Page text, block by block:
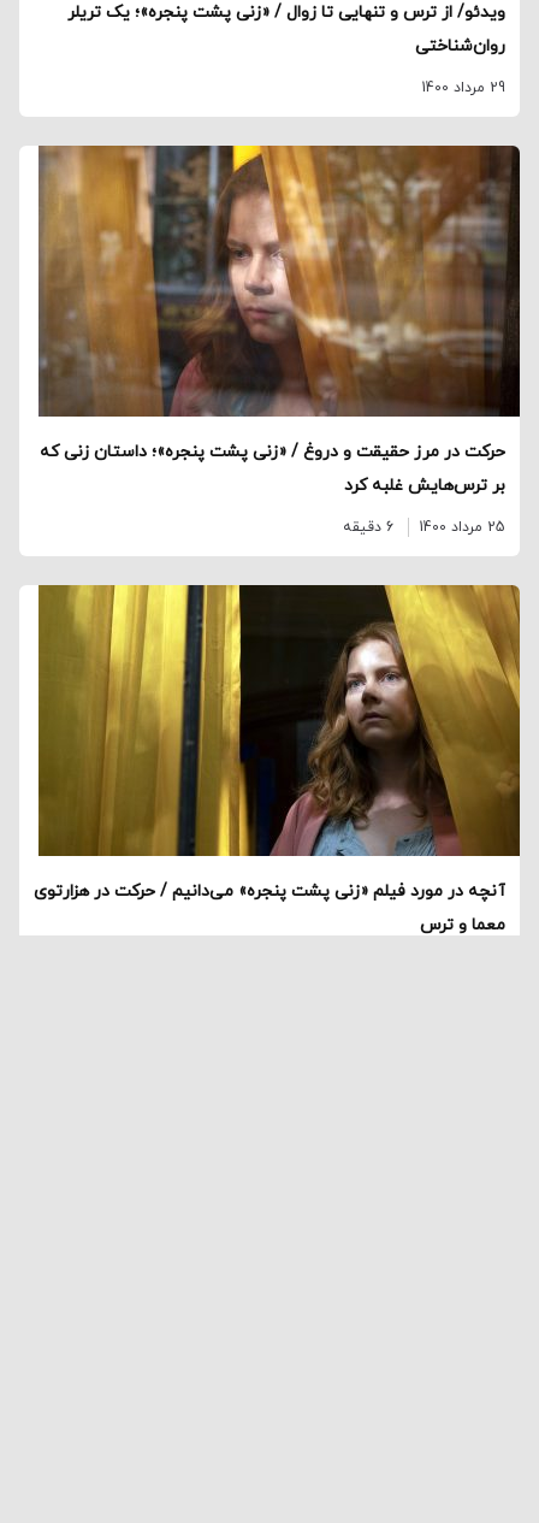
ویدئو/ از ترس و تنهایی تا زوال / «زنی پشت پنجره»؛ یک تریلر
روان‌شناختی
29 مرداد 1400
حرکت در مرز حقیقت و دروغ / «زنی پشت پنجره»؛ داستان زنی که
بر ترس‌هایش غلبه کرد
25 مرداد 1400 6 دقیقه
آنچه در مورد فیلم «زنی پشت پنجره» می‌دانیم / حرکت در هزارتوی
معما و ترس